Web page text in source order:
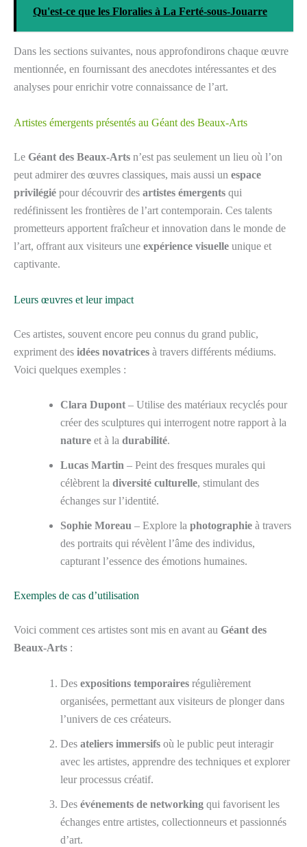
Qu'est-ce que les Floralies à La Ferté-sous-Jouarre
Dans les sections suivantes, nous approfondirons chaque œuvre
mentionnée, en fournissant des anecdotes intéressantes et des
analyses pour enrichir votre connaissance de l’art.
Artistes émergents présentés au Géant des Beaux-Arts
Le Géant des Beaux-Arts n’est pas seulement un lieu où l’on
peut admirer des œuvres classiques, mais aussi un espace
privilégié pour découvrir des artistes émergents qui
redéfinissent les frontières de l’art contemporain. Ces talents
prometteurs apportent fraîcheur et innovation dans le monde de
l’art, offrant aux visiteurs une expérience visuelle unique et
captivante.
Leurs œuvres et leur impact
Ces artistes, souvent encore peu connus du grand public,
expriment des idées novatrices à travers différents médiums.
Voici quelques exemples :
Clara Dupont – Utilise des matériaux recyclés pour
créer des sculptures qui interrogent notre rapport à la
nature et à la durabilité.
Lucas Martin – Peint des fresques murales qui
célèbrent la diversité culturelle, stimulant des
échanges sur l’identité.
Sophie Moreau – Explore la photographie à travers
des portraits qui révèlent l’âme des individus,
capturant l’essence des émotions humaines.
Exemples de cas d’utilisation
Voici comment ces artistes sont mis en avant au Géant des
Beaux-Arts :
Des expositions temporaires régulièrement
organisées, permettant aux visiteurs de plonger dans
l’univers de ces créateurs.
Des ateliers immersifs où le public peut interagir
avec les artistes, apprendre des techniques et explorer
leur processus créatif.
Des événements de networking qui favorisent les
échanges entre artistes, collectionneurs et passionnés
d’art.